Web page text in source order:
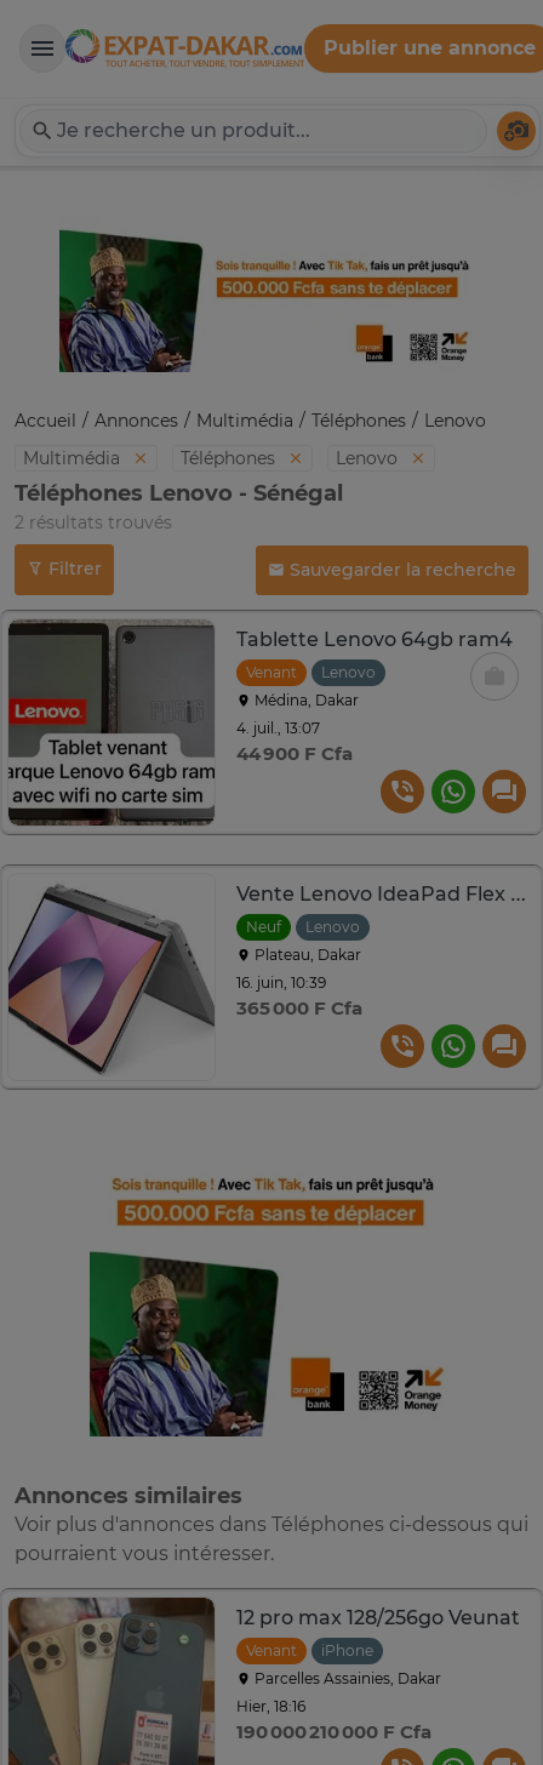
Expat-Dakar
Publier une annonce
Accueil Annonces Multimédia Téléphones
Lenovo
Multimédia
Téléphones Lenovo
Téléphones Lenovo - Sénégal
2 résultats trouvés
Filtrer Sauvegarder la recherche
Tablette Lenovo 64gb ram4
Venant
Lenovo
Médina, Dakar
4. juil., 13:07
44 900 F Cfa
Vente Lenovo IdeaPad Flex 5 16IRU8
Neuf
Lenovo
Plateau, Dakar
16. juin, 10:39
365 000 F Cfa
Annonces similaires
Voir plus d'annonces dans Téléphones ci-dessous qui
pourraient vous intéresser.
12 pro max 128/256go Veunat
Venant
iPhone
Parcelles Assainies, Dakar
Hier, 18:16
190 000 210 000 F Cfa